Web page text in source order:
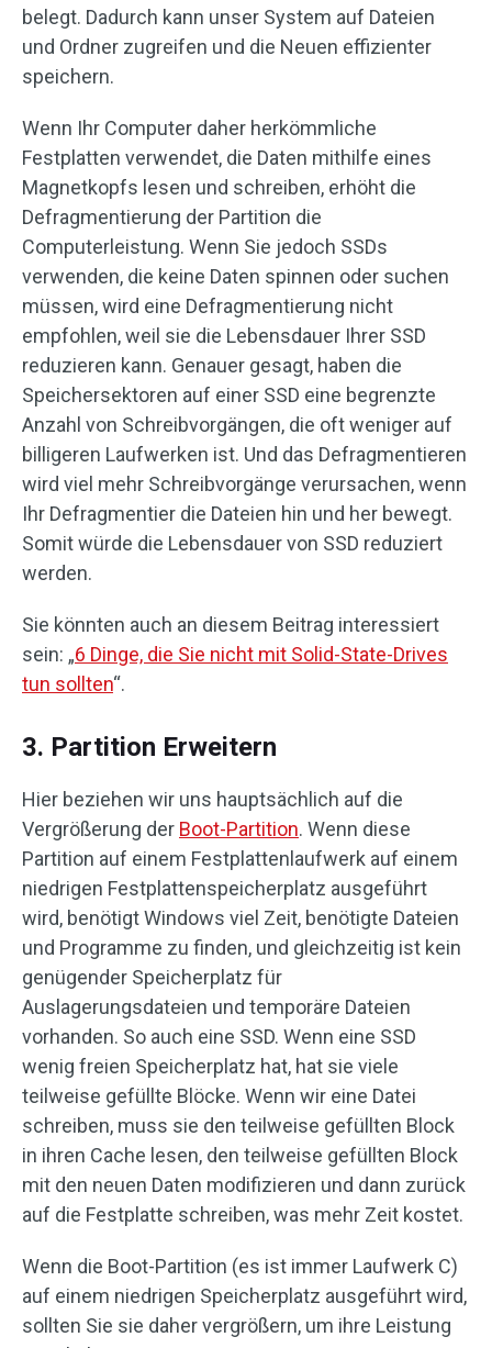
belegt. Dadurch kann unser System auf Dateien
und Ordner zugreifen und die Neuen effizienter
speichern.
Wenn Ihr Computer daher herkömmliche
Festplatten verwendet, die Daten mithilfe eines
Magnetkopfs lesen und schreiben, erhöht die
Defragmentierung der Partition die
Computerleistung. Wenn Sie jedoch SSDs
verwenden, die keine Daten spinnen oder suchen
müssen, wird eine Defragmentierung nicht
empfohlen, weil sie die Lebensdauer Ihrer SSD
reduzieren kann. Genauer gesagt, haben die
Speichersektoren auf einer SSD eine begrenzte
Anzahl von Schreibvorgängen, die oft weniger auf
billigeren Laufwerken ist. Und das Defragmentieren
wird viel mehr Schreibvorgänge verursachen, wenn
Ihr Defragmentier die Dateien hin und her bewegt.
Somit würde die Lebensdauer von SSD reduziert
werden.
Sie könnten auch an diesem Beitrag interessiert
sein: „6 Dinge, die Sie nicht mit Solid-State-Drives
tun sollten“.
3. Partition Erweitern
Hier beziehen wir uns hauptsächlich auf die
Vergrößerung der Boot-Partition. Wenn diese
Partition auf einem Festplattenlaufwerk auf einem
niedrigen Festplattenspeicherplatz ausgeführt
wird, benötigt Windows viel Zeit, benötigte Dateien
und Programme zu finden, und gleichzeitig ist kein
genügender Speicherplatz für
Auslagerungsdateien und temporäre Dateien
vorhanden. So auch eine SSD. Wenn eine SSD
wenig freien Speicherplatz hat, hat sie viele
teilweise gefüllte Blöcke. Wenn wir eine Datei
schreiben, muss sie den teilweise gefüllten Block
in ihren Cache lesen, den teilweise gefüllten Block
mit den neuen Daten modifizieren und dann zurück
auf die Festplatte schreiben, was mehr Zeit kostet.
Wenn die Boot-Partition (es ist immer Laufwerk C)
auf einem niedrigen Speicherplatz ausgeführt wird,
sollten Sie sie daher vergrößern, um ihre Leistung